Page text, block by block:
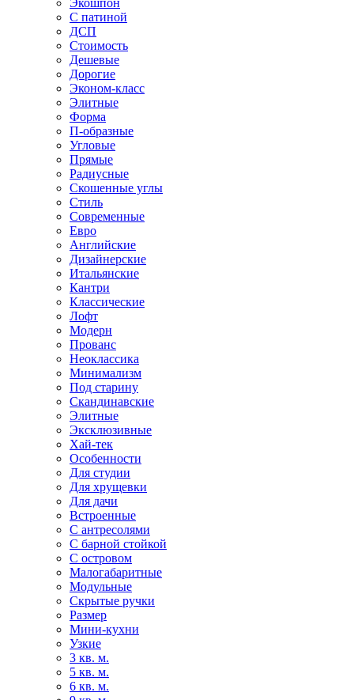
Экошпон
С патиной
ДСП
Стоимость
Дешевые
Дорогие
Эконом-класс
Элитные
Форма
П-образные
Угловые
Прямые
Радиусные
Скошенные углы
Стиль
Современные
Евро
Английские
Дизайнерские
Итальянские
Кантри
Классические
Лофт
Модерн
Прованс
Неоклассика
Минимализм
Под старину
Скандинавские
Элитные
Эксклюзивные
Хай-тек
Особенности
Для студии
Для хрущевки
Для дачи
Встроенные
С антресолями
С барной стойкой
С островом
Малогабаритные
Модульные
Скрытые ручки
Размер
Мини-кухни
Узкие
3 кв. м.
5 кв. м.
6 кв. м.